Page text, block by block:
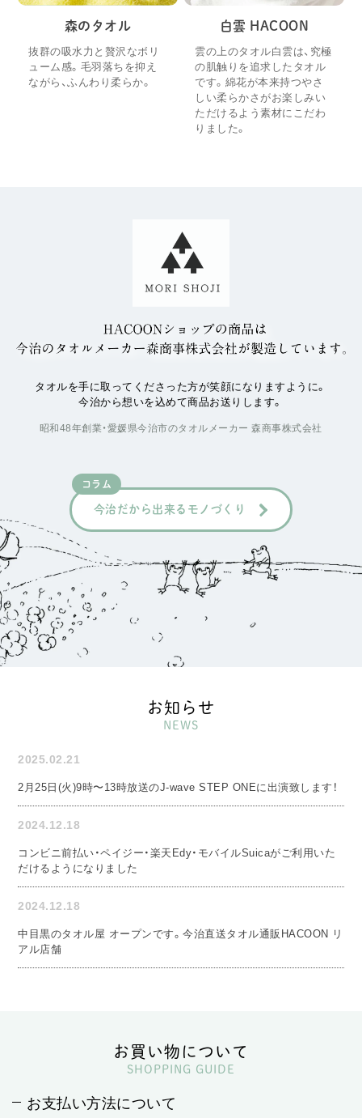
森のタオル
抜群の吸水力と贅沢なボリ
ューム感。毛羽落ちを抑え
ながら、ふんわり柔らか。
白雲 HACOON
雲の上のタオル白雲は、究極
の肌触りを追求したタオル
です。綿花が本来持つやさ
しい柔らかさがお楽しみい
ただけるよう素材にこだわ
りました。
タオルを手に取ってくださった方が笑顔になりますように。
今治から想いを込めて商品お送りします。
昭和48年創業・愛媛県今治市のタオルメーカー 森商事株式会社
コラム
今治だから出来るモノづくり
お知らせ
NEWS
2025.02.21
2月25日(火)9時〜13時放送のJ-wave STEP ONEに出演致します！
2024.12.18
コンビニ前払い・ペイジー・楽天Edy・モバイルSuicaがご利用いた
だけるようになりました
2024.12.18
中目黒のタオル屋 オープンです。今治直送タオル通販HACOON リ
アル店舗
お買い物について
SHOPPING GUIDE
お支払い方法について